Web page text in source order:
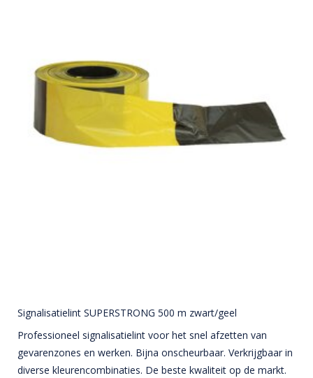
Signalisatielint SUPERSTRONG 500 m zwart/geel
Professioneel signalisatielint voor het snel afzetten van
gevarenzones en werken. Bijna onscheurbaar. Verkrijgbaar in
diverse kleurencombinaties. De beste kwaliteit op de markt.